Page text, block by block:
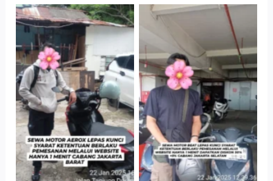
Cabang Jakarta
Barat
Cityplaza
Jatinegara Gedung
Parkir P6A